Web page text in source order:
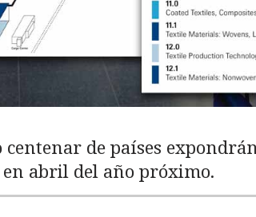
centenar de países
abril del año próximo.